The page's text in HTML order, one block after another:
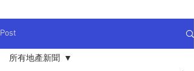
Post
所有地產新聞